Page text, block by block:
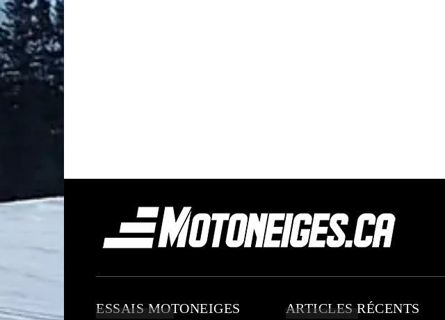
ESSAIS MOTONEIGES ARTICLES RÉCENTS